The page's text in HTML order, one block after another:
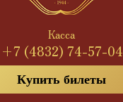
Касса
+7 (4832) 74-57-04
Купить билеты